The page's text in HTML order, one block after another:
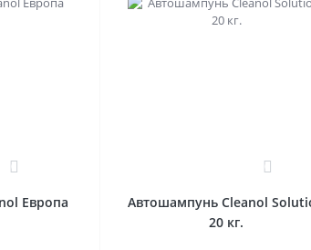
Европа
Автошампунь Cleanol
20 кг.